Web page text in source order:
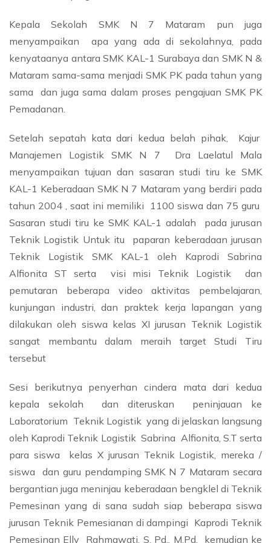
Kepala Sekolah SMK N 7 Mataram pun juga
menyampaikan apa yang ada di sekolahnya, pada
kenyataanya antara SMK KAL-1 Surabaya dan SMK N &
Mataram sama-sama menjadi SMK PK pada tahun yang
sama dan juga sama dalam proses pengajuan SMK PK
Pemadanan.
Setelah sepatah kata dari kedua belah pihak, Kajur
Manajemen Logistik SMK N 7 Dra Laelatul Mala
menyampaikan tujuan dan sasaran studi tiru ke SMK
KAL-1 Keberadaan SMK N 7 Mataram yang berdiri pada
tahun 2004 , saat ini memiliki 1100 siswa dan 75 guru
Sasaran studi tiru ke SMK KAL-1 adalah pada jurusan
Teknik Logistik Untuk itu paparan keberadaan jurusan
Teknik Logistik SMK KAL-1 oleh Kaprodi Sabrina
Alfionita ST serta visi misi Teknik Logistik dan
pemutaran beberapa video aktivitas pembelajaran,
kunjungan industri, dan praktek kerja lapangan yang
dilakukan oleh siswa kelas XI jurusan Teknik Logistik
sangat membantu dalam meraih target Studi Tiru
tersebut
Sesi berikutnya penyerhan cindera mata dari kedua
kepala sekolah dan diteruskan peninjauan ke
Laboratorium Teknik Logistik yang di jelaskan langsung
oleh Kaprodi Teknik Logistik Sabrina Alfionita, S.T serta
para siswa kelas X jurusan Teknik Logistik, mereka /
siswa dan guru pendamping SMK N 7 Mataram secara
bergantian juga meninjau keberadaan bengklel di Teknik
Pemesinan yang di sana sudah siap beberapa siswa
jurusan Teknik Pemesianan di dampingi Kaprodi Teknik
Pemesinan Elly Rahmawati, S. Pd., M.Pd, kemudian ke